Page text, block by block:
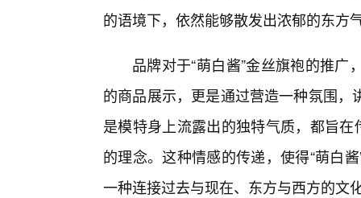
的语境下，依然能够散发出浓郁的东方
品牌对于“萌白酱”金丝旗袍的推
的商品展示，更是通过营造一种氛围
是模特身上流露出的独特气质，都旨
的理念。这种情感的传递，使得“萌白
一种连接过去与现在、东方与西方的文